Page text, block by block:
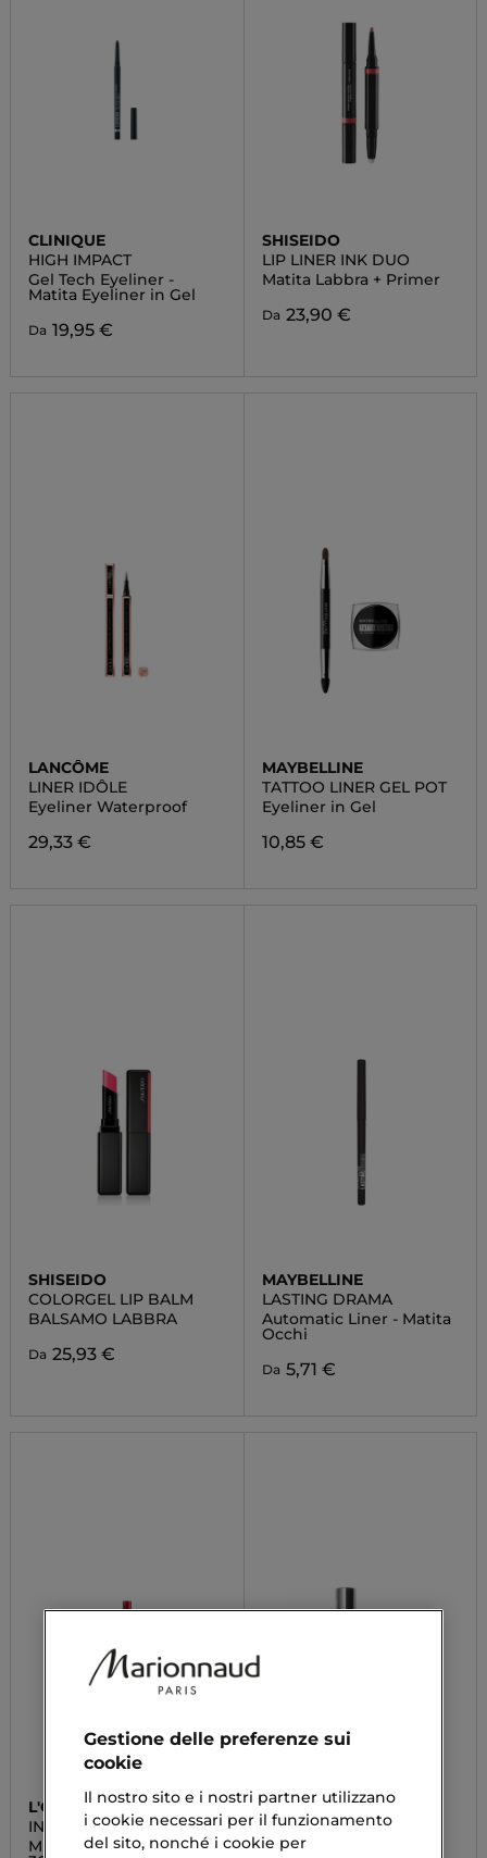
CLINIQUE
HIGH IMPACT
Gel Tech Eyeliner -
Matita Eyeliner in Gel
Da 19,95 €
SHISEIDO
LIP LINER INK DUO
Matita Labbra + Primer
Da 23,90 €
LANCÔME
LINER IDÔLE
Eyeliner Waterproof
29,33 €
MAYBELLINE
TATTOO LINER GEL POT
Eyeliner in Gel
10,85 €
SHISEIDO
COLORGEL LIP BALM
BALSAMO LABBRA
Da 25,93 €
MAYBELLINE
LASTING DRAMA
Automatic Liner - Matita
Occhi
Da 5,71 €
L'ORÉAL PARIS
INFAILLIBLE
Micro Fine Liner Eyeliner
BOBBI BROWN
INK LINER
No Smudge Mascara
Gestione delle preferenze sui
cookie
Il nostro sito e i nostri partner utilizzano
i cookie necessari per il funzionamento
del sito, nonché i cookie per